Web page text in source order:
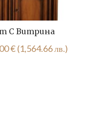
С Витрина
€(1,564.66 лв.)